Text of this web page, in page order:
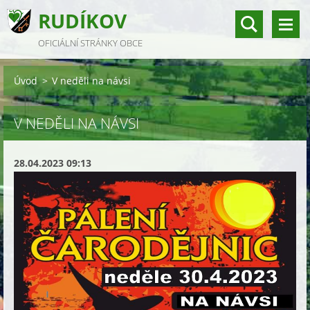
RUDÍKOV
OFICIÁLNÍ STRÁNKY OBCE
Úvod > V neděli na návsi
V NEDĚLI NA NÁVSI
28.04.2023 09:13